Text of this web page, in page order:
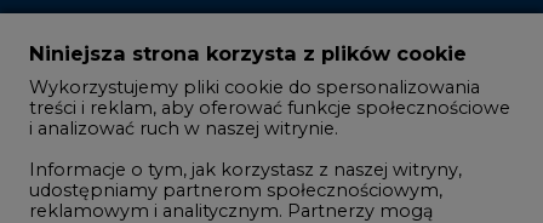
Zmiany kadrowe na rynku
Studio CIRE
Rozmowy o energetyce
Gospodarka
Geopolityka
Niniejsza strona korzysta z plików cookie
Wykorzystujemy pliki cookie do spersonalizowania
treści i reklam, aby oferować funkcje społecznościowe
i analizować ruch w naszej witrynie.
Informacje o tym, jak korzystasz z naszej witryny,
udostępniamy partnerom społecznościowym,
reklamowym i analitycznym. Partnerzy mogą